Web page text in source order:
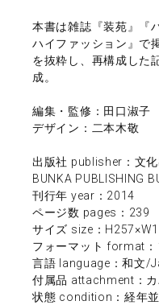
本書は雑誌『装苑』『
ハイファッション』で
を抜粋し、再構成した
成。
編集・監修：田口淑子
デザイン：二本木敬
出版社 publisher：文
BUNKA PUBLISHING
刊行年 year：2014
ページ数 pages：239
サイズ size：
フォーマット format
言語 language：和文/
付属品 attachment：
状態 condition：経年